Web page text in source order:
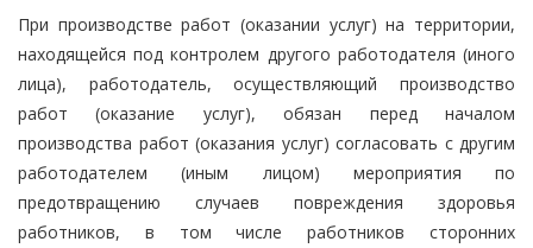
При производстве работ (оказании услуг) на территории,
находящейся под контролем другого работодателя (иного
лица), работодатель, осуществляющий производство
работ (оказание услуг), обязан перед началом
производства работ (оказания услуг) согласовать с другим
работодателем (иным лицом) мероприятия по
предотвращению случаев повреждения здоровья
работников, в том числе работников сторонних